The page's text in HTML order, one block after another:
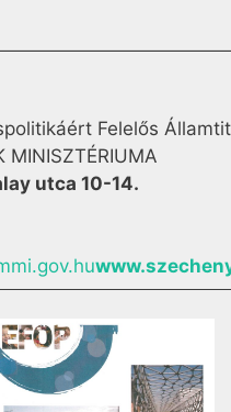
Felelős
MINISZTÉRIUMA
utca 10-14.